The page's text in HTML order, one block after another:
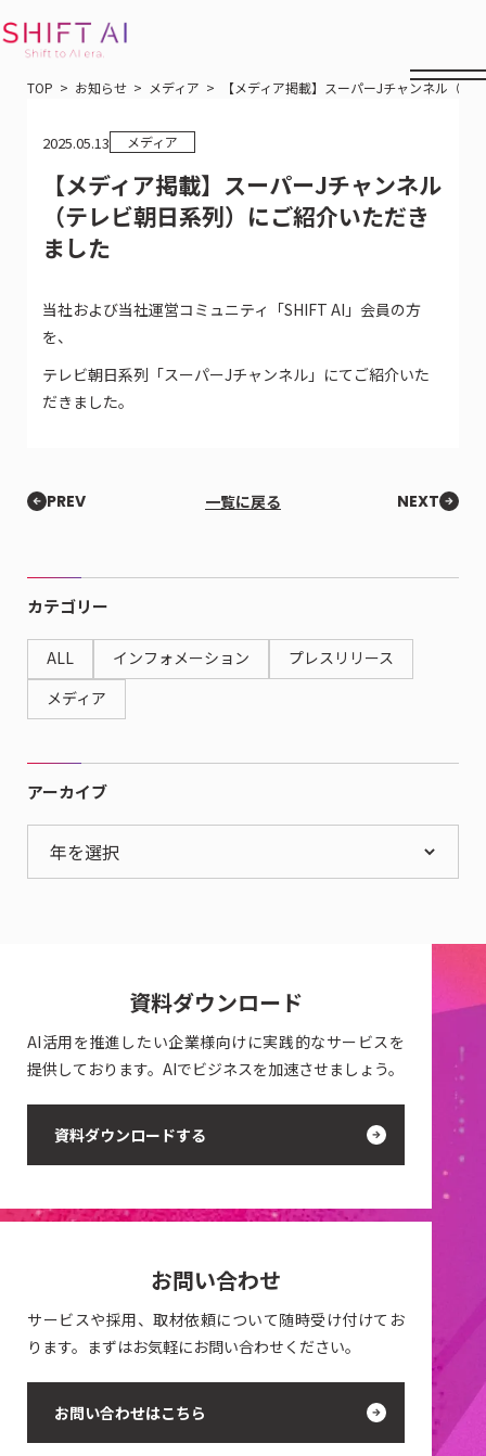
TOP お知らせ メディア 【メディア掲載】スーパーJチャンネル（テ
2025.05.13 メディア
【メディア掲載】スーパーJチャンネル
（テレビ朝日系列）にご紹介いただき
ました
当社および当社運営コミュニティ「SHIFT AI」会員の方
を、
テレビ朝日系列「スーパーJチャンネル」にてご紹介いた
だきました。
PREV 一覧に戻る NEXT
カテゴリー
ALL インフォメーション
プレスリリース
メディア
アーカイブ
年を選択
資料ダウンロード
AI活用を推進したい企業様向けに実践的なサービスを
提供しております。AIでビジネスを加速させましょう。
資料ダウンロードする
お問い合わせ
サービスや採用、取材依頼について随時受け付けてお
ります。まずはお気軽にお問い合わせください。
お問い合わせはこちら